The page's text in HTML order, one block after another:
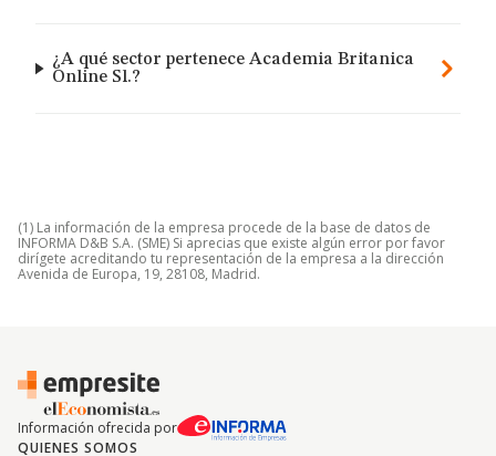
¿A qué sector pertenece Academia Britanica
Online Sl.?
(1) La información de la empresa procede de la base de datos de
INFORMA D&B S.A. (SME) Si aprecias que existe algún error por favor
dirígete acreditando tu representación de la empresa a la dirección
Avenida de Europa, 19, 28108, Madrid.
Información ofrecida por
QUIENES SOMOS